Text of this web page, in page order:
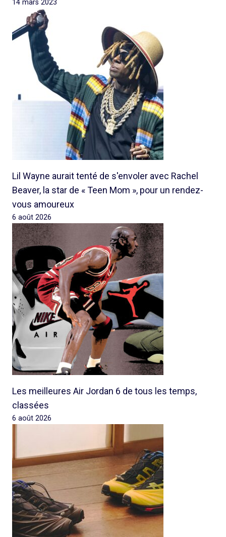
14 mars 2023
Lil Wayne aurait tenté de s'envoler avec Rachel
Beaver, la star de « Teen Mom », pour un rendez-
vous amoureux
6 août 2026
Les meilleures Air Jordan 6 de tous les temps,
classées
6 août 2026